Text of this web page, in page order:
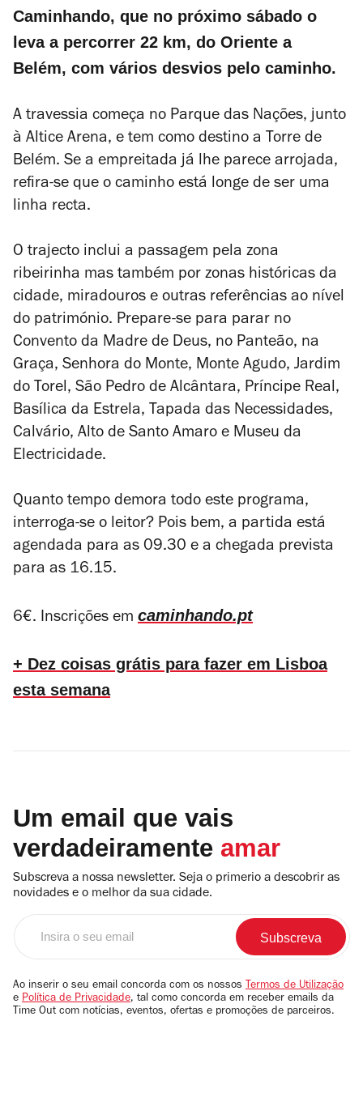
Caminhando, que no próximo sábado o
leva a percorrer 22 km, do Oriente a
Belém, com vários desvios pelo caminho.
A travessia começa no Parque das Nações, junto
à Altice Arena, e tem como destino a Torre de
Belém. Se a empreitada já lhe parece arrojada,
refira-se que o caminho está longe de ser uma
linha recta.
O trajecto inclui a passagem pela zona
ribeirinha mas também por zonas históricas da
cidade, miradouros e outras referências ao nível
do património. Prepare-se para parar no
Convento da Madre de Deus, no Panteão, na
Graça, Senhora do Monte, Monte Agudo, Jardim
do Torel, São Pedro de Alcântara, Príncipe Real,
Basílica da Estrela, Tapada das Necessidades,
Calvário, Alto de Santo Amaro e Museu da
Electricidade.
Quanto tempo demora todo este programa,
interroga-se o leitor? Pois bem, a partida está
agendada para as 09.30 e a chegada prevista
para as 16.15.
6€. Inscrições em caminhando.pt
+ Dez coisas grátis para fazer em Lisboa
esta semana
Um email que vais
verdadeiramente amar
Subscreva a nossa newsletter. Seja o primerio a descobrir as
novidades e o melhor da sua cidade.
email
Ao inserir o seu email concorda com os nossos Termos de Utilização
e Política de Privacidade, tal como concorda em receber emails da
Time Out com notícias, eventos, ofertas e promoções de parceiros.